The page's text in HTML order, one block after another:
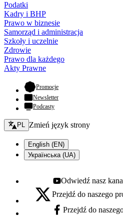
Podatki
Kadry i BHP
Prawo w biznesie
Samorząd i administracja
Szkoły i uczelnie
Zdrowie
Prawo dla każdego
Akty Prawne
Promocje- otwiera się w nowej karcie
Newsletter
Podcasty
Zmień język - bieżący:
PL Zmień język strony
English (EN)
Українська (UA)
Youtube - otwiera się w
Odwiedź nasz
X - otwiera się w nowej karcie
Przejdź do naszego
Facebook - otwiera się w
Przejdź do